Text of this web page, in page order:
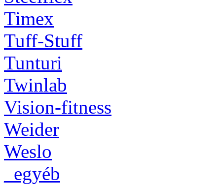
Timex
Tuff-Stuff
Tunturi
Twinlab
Vision-fitness
Weider
Weslo
_egyéb